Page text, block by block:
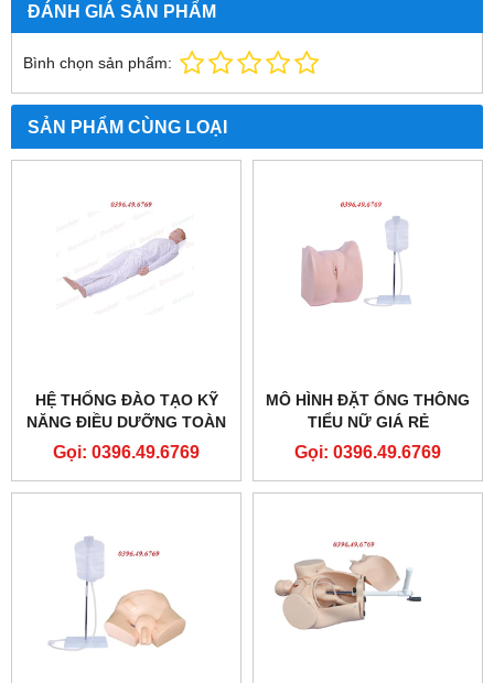
ĐÁNH GIÁ SẢN PHẨM
Bình chọn sản phẩm:
SẢN PHẨM CÙNG LOẠI
HỆ THỐNG ĐÀO TẠO KỸ
NĂNG ĐIỀU DƯỠNG TOÀN
DIỆN TẠI KHOA HỒI SỨC
TÍCH CỰC MODEL
Gọi: 0396.49.6769
MÔ HÌNH ĐẶT ỐNG THÔNG
TIỂU NỮ GIÁ RẺ
Gọi: 0396.49.6769